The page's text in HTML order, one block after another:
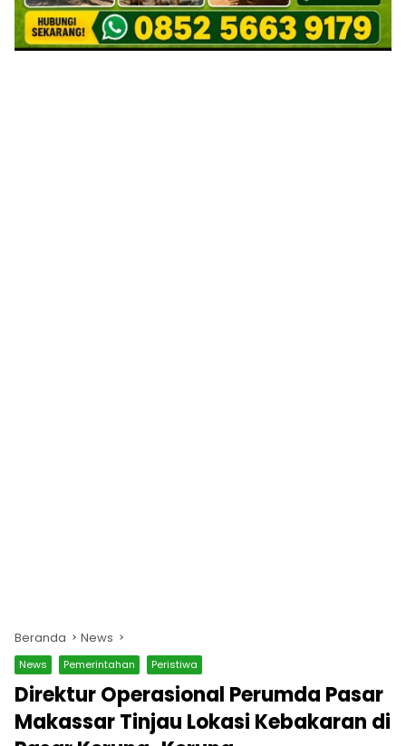
Beranda News
News Pemerintahan Peristiwa
Direktur Operasional Perumda Pasar
Makassar Tinjau Lokasi Kebakaran di